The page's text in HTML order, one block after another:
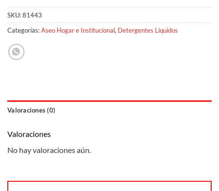
SKU:81443
Categorías:Aseo Hogar e Institucional, Detergentes Líquidos
Valoraciones (0)
Valoraciones
No hay valoraciones aún.